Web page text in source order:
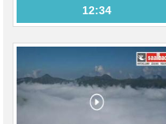
12:34